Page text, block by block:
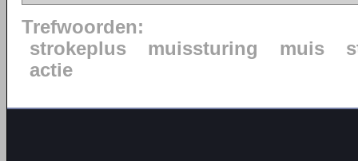
Trefwoorden:
strokeplus
muissturing muis
actie